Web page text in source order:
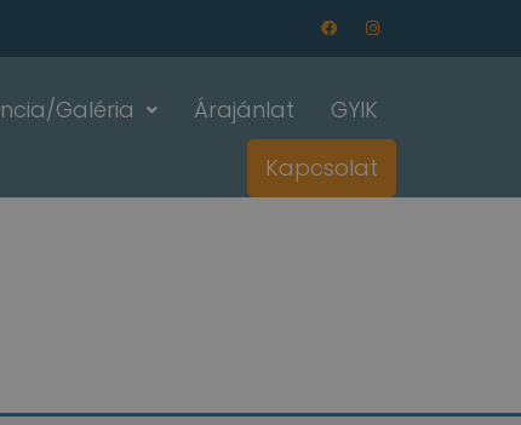
Galéria Árajánlat
GYIK
Kapcsolat